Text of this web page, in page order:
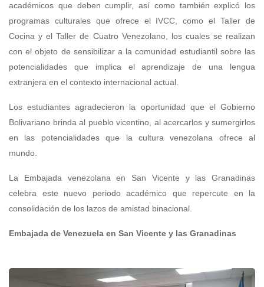
académicos que deben cumplir, así como también explicó los
programas culturales que ofrece el IVCC, como el Taller de
Cocina y el Taller de Cuatro Venezolano, los cuales se realizan
con el objeto de sensibilizar a la comunidad estudiantil sobre las
potencialidades que implica el aprendizaje de una lengua
extranjera en el contexto internacional actual.
Los estudiantes agradecieron la oportunidad que el Gobierno
Bolivariano brinda al pueblo vicentino, al acercarlos y sumergirlos
en las potencialidades que la cultura venezolana ofrece al
mundo.
La Embajada venezolana en San Vicente y las Granadinas
celebra este nuevo periodo académico que repercute en la
consolidación de los lazos de amistad binacional.
Embajada de Venezuela en San Vicente y las Granadinas